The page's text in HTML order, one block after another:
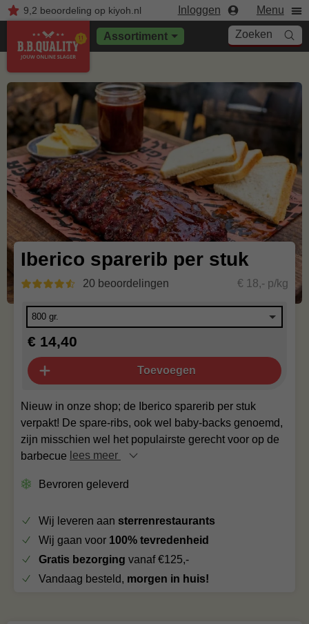
9,2 beoordelingop kiyoh.nl Inloggen Menu
Assortiment Zoeken
Iberico sparerib per stuk
20 beoordelingen € 18,- p/kg
Nieuw in onze shop; de Iberico sparerib per stuk
verpakt! De spare-ribs, ook wel baby-backs genoemd,
zijn misschien wel het populairste gerecht voor op de
barbecue lees meer
Bevroren geleverd
€ 14,40
Toevoegen
Wij leveren aan sterrenrestaurants
Wij gaan voor 100% tevredenheid
Gratis bezorging vanaf €125,-
Vandaag besteld, morgen in huis!